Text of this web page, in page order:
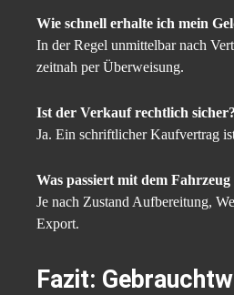
Wie schnell erhalte ich mein
In der Regel unmittelbar nach
zeitnah per Überweisung.
Ist der Verkauf rechtlich sicher?
Ja. Ein schriftlicher Kaufvertrag
Was passiert mit dem Fahrzeug
Je nach Zustand Aufbereitung,
Export.
Fazit: